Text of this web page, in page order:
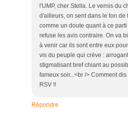
l'UMP, cher Stella. Le vernis du
d'ailleurs, on sent dans le ton
comme un doute quant à ce
refuse les avis contraire. On va
à venir car ils sont entre eux
vis du peuple qui créve :
stigmatisant bref chiant au
fameux soir...<br /> Comment
RSV !!
Répondre